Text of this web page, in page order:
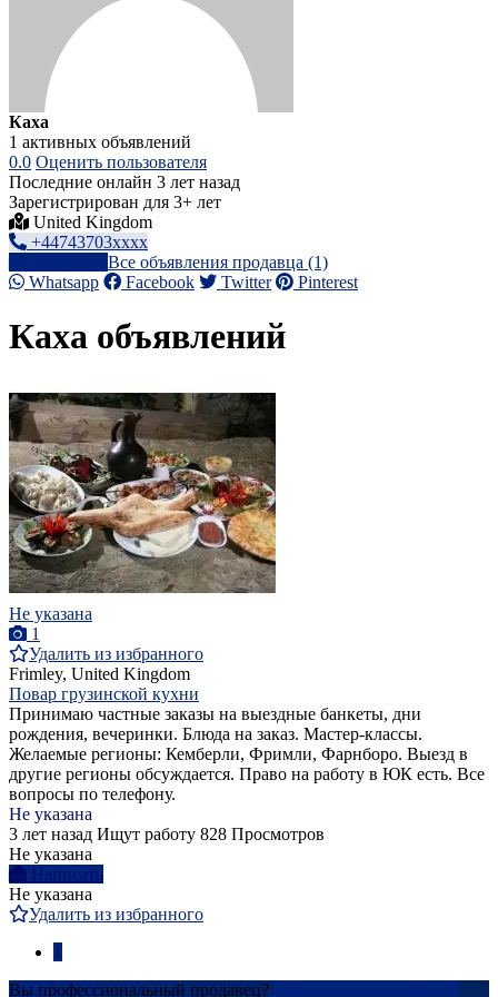
Каха
1 активных объявлений
0.0 Оценить пользователя
Последние онлайн 3 лет назад
Зарегистрирован для 3+ лет
United Kingdom
+44743703xxxx
Все объявления продавца (1)
Whatsapp
Facebook Twitter Pinterest
Каха объявлений
Не указана
1
Удалить из избранного
Frimley, United Kingdom
Повар грузинской кухни
Принимаю частные заказы на выездные банкеты, дни
рождения, вечеринки. Блюда на заказ. Мастер-классы.
Желаемые регионы: Кемберли, Фримли, Фарнборо. Выезд в
другие регионы обсуждается. Право на работу в ЮК есть. Все
вопросы по телефону.
Не указана
3 лет назад Ищут работу 828 Просмотров
Не указана
Написать
Не указана
Удалить из избранного
Вы профессиональный продавец?